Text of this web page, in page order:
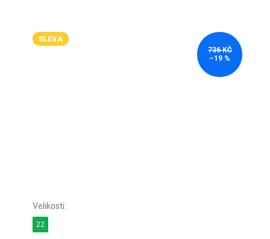
SLEVA
736 KČ
–19 %
22